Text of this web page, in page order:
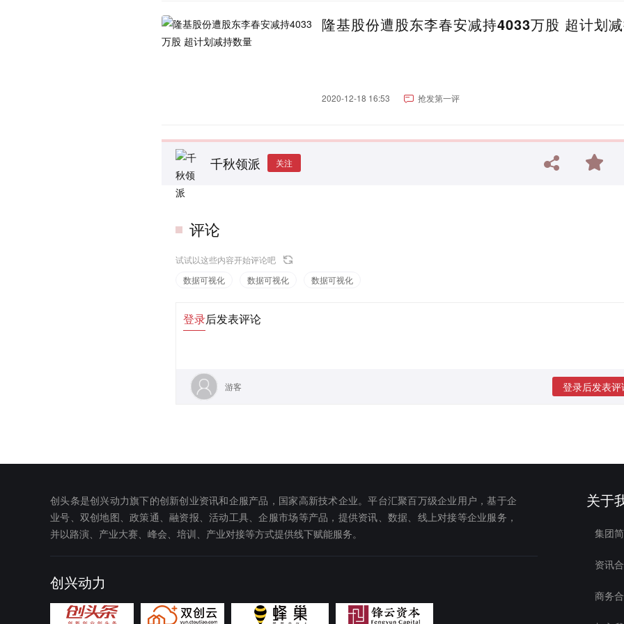
隆基股份遭股东李春安减持4033万股 超计划
2020-12-18 16:53 抢发第一评
千秋领派 关注
评论
试试以这些内容开始评论吧
数据可视化
数据可视化 数据可视化
登录后发表评论
游客 登录后发表评
创头条是创兴动力旗下的创新创业资讯和企服产品，国家高新技术企业。平台汇聚百万级企业用户，基于企
业号、双创地图、政策通、融资报、活动工具、企服市场等产品，提供资讯、数据、线上对接等企业服务，
并以路演、产业大赛、峰会、培训、产业对接等方式提供线下赋能服务。
创兴动力
关于
集团
资讯
商务